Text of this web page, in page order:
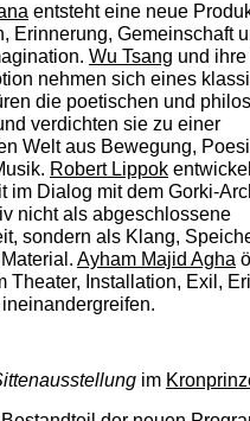
entsteht eine neue
Erinnerung, Gemeinschaft
Wu Tsang und
nehmen sich eines
die poetischen und
verdichten sie zu einer
Welt aus Bewegung,
Robert Lippok
im Dialog mit dem Gorki-
nicht als abgeschlossene
sondern als Klang,
Ayham Majid Agha
Theater, Installation, Exil,
im